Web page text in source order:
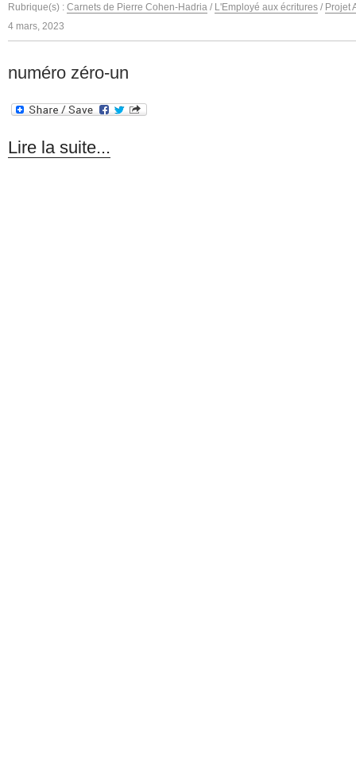
Rubrique(s) : Carnets de Pierre Cohen-Hadria / L'Employé aux écritures / Projet
4 mars, 2023
numéro zéro-un
Lire la suite...